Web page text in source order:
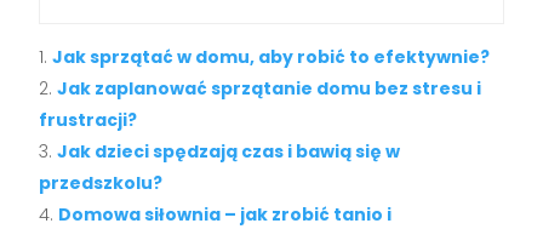
Jak sprzątać w domu, aby robić to efektywnie?
Jak zaplanować sprzątanie domu bez stresu i
frustracji?
Jak dzieci spędzają czas i bawią się w
przedszkolu?
Domowa siłownia – jak zrobić tanio i